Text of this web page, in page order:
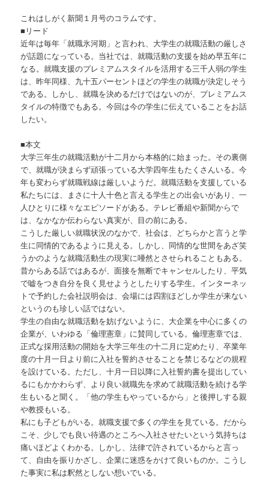
これはしがく新聞１月号のコラムです。
■リード
近年は毎年「就職氷河期」と言われ、大学生の就職活動の厳しさ
が話題になっている。当社では、就職活動の支援を始め早五年に
なる。就職支援のプレミアムスタイルを活用する三千人弱の学生
は、昨年同様、九十五パーセントほどの学生の就職が決定しそう
である。しかし、就職を決めるだけではないのが、プレミアムス
タイルの特徴でもある。今回は今の学生に伝えていることをお話
したい。
■本文
大学三年生の就職活動が十二月から本格的に始まった。その裏側
で、就職が決まらず頑張っている大学四年生もたくさんいる。今
年も変わらず就職戦線は厳しいようだ。就職活動を支援している
私たちには、まさに十人十色と言える学生との出会いがあり、一
人ひとりに様々なエピソードがある。テレビ番組や新聞からで
は、なかなか伝わらない真実が、目の前にある。
こうした厳しい就職状況のなかで、社会は、どちらかと言うと学
生に同情的であるように見える。しかし、同情的な世間をあざ笑
うかのような就職活動生の現実に唖然とさせられることもある。
昔からある話ではあるが、面接を無断でキャンセルしたり、平気
で嘘をつき自分を良く見せようとしたりする学生。インターネッ
トで予約した会社説明会は、会場には四割ほどしか学生が来ない
というのも珍しい話ではない。
学生の自由な就職活動を妨げないように、大企業を中心に多くの
企業が、いわゆる「倫理憲章」に賛同している。倫理憲章では、
正式な採用活動の開始を大学三年生の十二月に定めたり、卒業年
度の十月一日より前に入社を誓約させることを禁じるなどの規程
を設けている。ただし、十月一日以降に入社誓約書を提出してい
るにもかかわらず、より良い就職先を求めて就職活動を続ける学
生もいると聞く。「他の学生もやっているから」と後押しする親
や教授もいる。
私にも子どもがいる。就職支援で多くの学生を見ている。だから
こそ、少しでも良い待遇のところへ入社させたいという気持ちは
痛いほどよくわかる。しかし、法律で許されているからと言っ
て、自由を振りかざし、企業に迷惑をかけて良いものか。こうし
た事実に私は釈然としない想いでいる。